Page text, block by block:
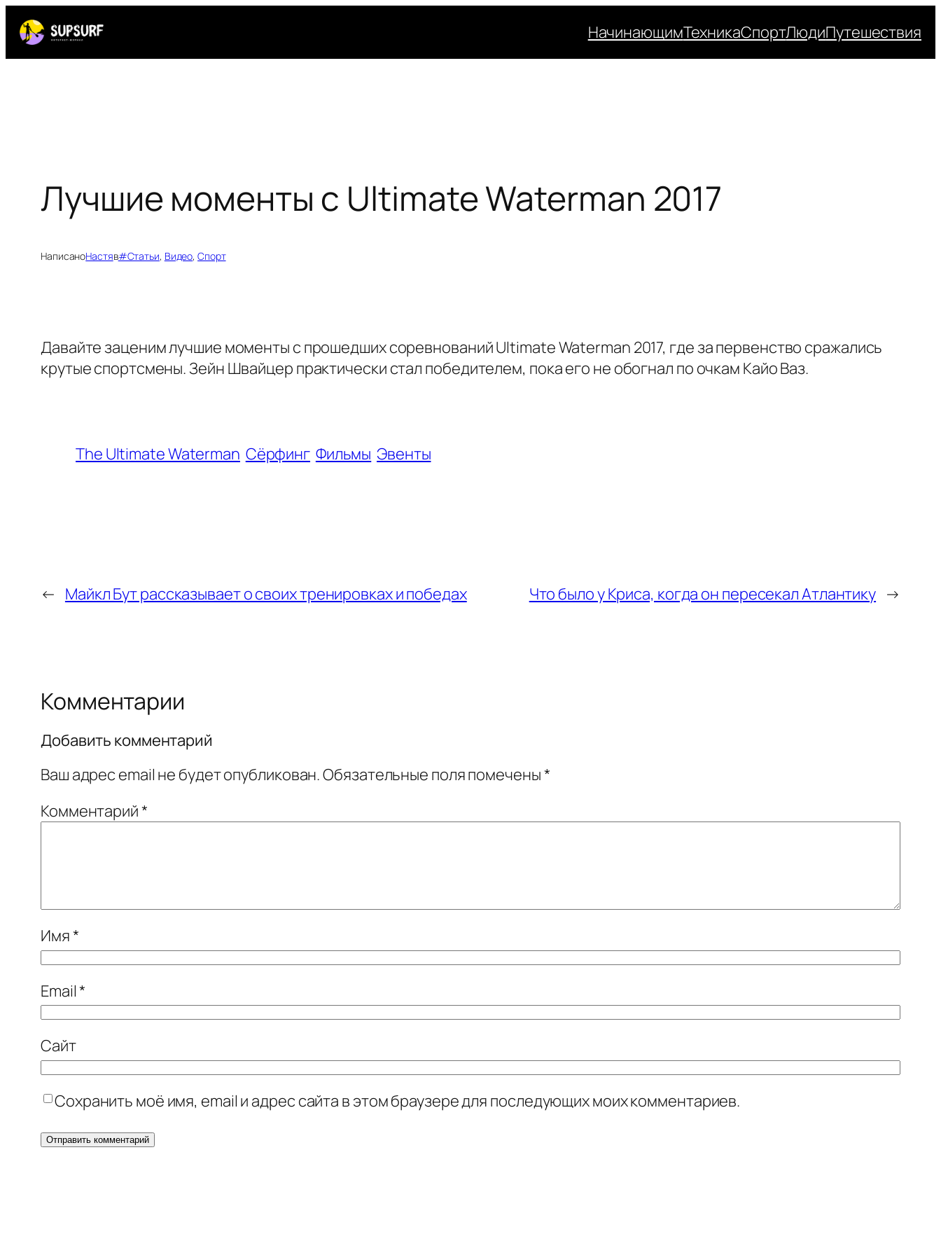
Перейти
содержимому
НачинающимТехникаСпортЛюдиПутешествия
Лучшие моменты с Ultimate Waterman 2017
НаписаноНастяв#Статьи, Видео, Спорт
Давайте заценим лучшие моменты с прошедших соревнований Ultimate Waterman 2017, где за первенство сражались
крутые спортсмены. Зейн Швайцер практически стал победителем, пока его не обогнал по очкам Кайо Ваз.
The Ultimate Waterman Сёрфинг Фильмы Эвенты
← Майкл Бут рассказывает о своих тренировках и победах Что было у Криса, когда он пересекал Атлантику →
Комментарии
Добавить комментарий
Ваш адрес email не будет опубликован.Обязательные поля помечены*
Комментарий*
Имя*
Email*
Сайт
Сохранить моё имя, email и адрес сайта в этом браузере для последующих моих комментариев.